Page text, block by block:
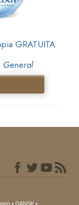
GRATUITA
General
DANSK